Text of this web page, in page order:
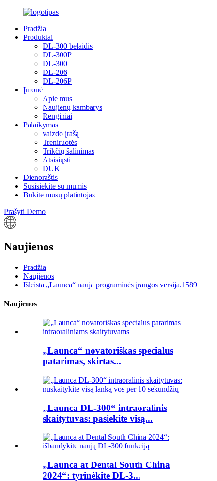
Pradžia
Produktai
DL-300 belaidis
DL-300P
DL-300
DL-206
DL-206P
Įmonė
Apie mus
Naujienų kambarys
Renginiai
Palaikymas
vaizdo įrašą
Treniruotės
Trikčių šalinimas
Atsisiųsti
DUK
Dienoraštis
Susisiekite su mumis
Būkite mūsų platintojas
Prašyti Demo
Naujienos
Pradžia
Naujienos
Išleista „Launca“ nauja programinės įrangos versija.1589
Naujienos
„Launca“ novatoriškas specialus
patarimas, skirtas...
„Launca DL-300“ intraoralinis
skaitytuvas: pasiekite visą...
„Launca at Dental South China
2024“: tyrinėkite DL-3...